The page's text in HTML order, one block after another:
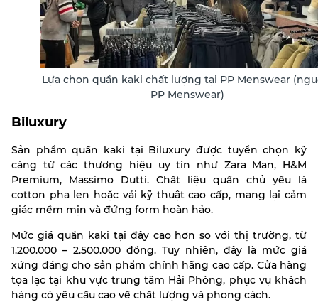
Lựa chọn quần kaki chất lượng tại PP Menswear
PP Menswear)
Biluxury
Sản phẩm quần kaki tại Biluxury được tuyển chọn kỹ
càng từ các thương hiệu uy tín như Zara Man, H&M
Premium, Massimo Dutti. Chất liệu quần chủ yếu là
cotton pha len hoặc vải kỹ thuật cao cấp, mang lại cảm
giác mềm mịn và đứng form hoàn hảo.
Mức giá quần kaki tại đây cao hơn so với thị trường, từ
1.200.000 – 2.500.000 đồng. Tuy nhiên, đây là mức giá
xứng đáng cho sản phẩm chính hãng cao cấp. Cửa hàng
tọa lạc tại khu vực trung tâm Hải Phòng, phục vụ khách
hàng có yêu cầu cao về chất lượng và phong cách.